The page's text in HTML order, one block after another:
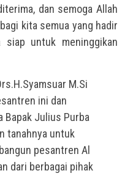
dan semoga Allah
kita semua yang hadir
untuk meninggikan
M.Si
ini dan
Bapak Julius Purba
tanahnya untuk
pesantren Al
dari berbagai pihak